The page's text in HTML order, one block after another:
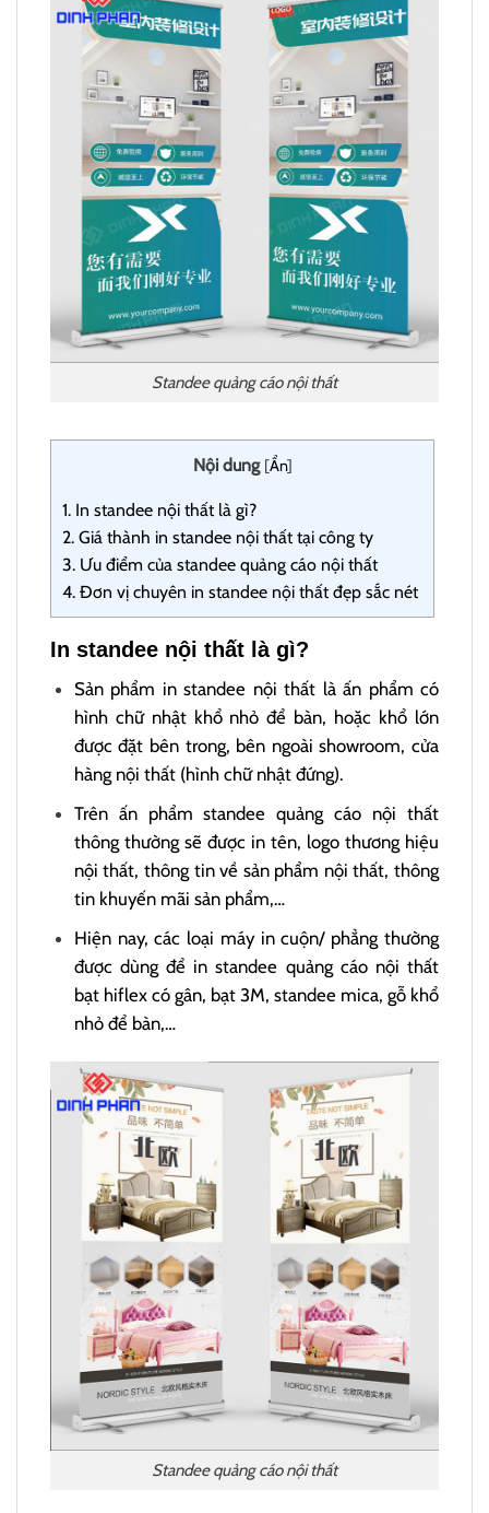
Standee quảng cáo nội thất
Nội dung [Ẩn]
1. In standee nội thất là gì?
2. Giá thành in standee nội thất tại công ty
3. Ưu điểm của standee quảng cáo nội thất
4. Đơn vị chuyên in standee nội thất đẹp sắc nét
In standee nội thất là gì?
Sản phẩm in standee nội thất là ấn phẩm có
hình chữ nhật khổ nhỏ để bàn, hoặc khổ lớn
được đặt bên trong, bên ngoài showroom, cửa
hàng nội thất (hình chữ nhật đứng).
Trên ấn phẩm standee quảng cáo nội thất
thông thường sẽ được in tên, logo thương hiệu
nội thất, thông tin về sản phẩm nội thất, thông
tin khuyến mãi sản phẩm,…
Hiện nay, các loại máy in cuộn/ phẳng thường
được dùng để in standee quảng cáo nội thất
bạt hiflex có gân, bạt 3M, standee mica, gỗ khổ
nhỏ để bàn,…
Standee quảng cáo nội thất